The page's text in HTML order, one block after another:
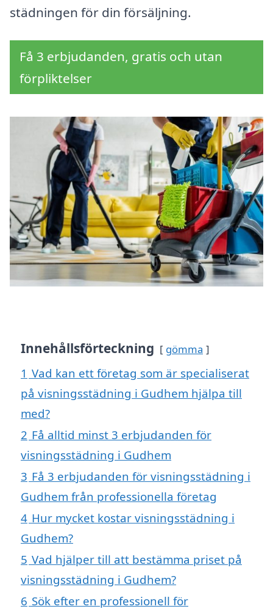
städningen för din försäljning.
Få 3 erbjudanden, gratis och utan
förpliktelser
Innehållsförteckning gömma
1 Vad kan ett företag som är specialiserat
på visningsstädning i Gudhem hjälpa till
med?
2 Få alltid minst 3 erbjudanden för
visningsstädning i Gudhem
3 Få 3 erbjudanden för visningsstädning i
Gudhem från professionella företag
4 Hur mycket kostar visningsstädning i
Gudhem?
5 Vad hjälper till att bestämma priset på
visningsstädning i Gudhem?
6 Sök efter en professionell för